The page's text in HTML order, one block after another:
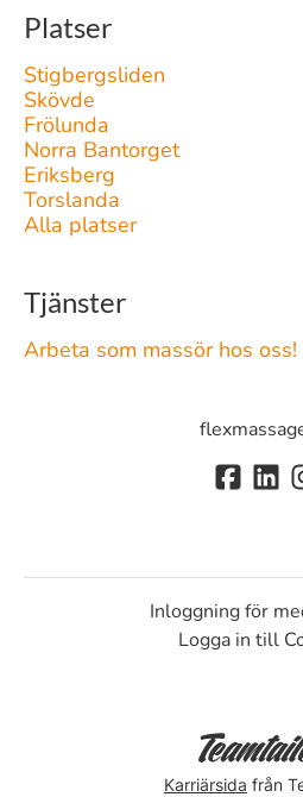
Platser
Stigbergsliden
Skövde
Frölunda
Norra Bantorget
Eriksberg
Torslanda
Alla platser
Tjänster
Arbeta som massör hos oss!
Inloggning för
Logga in till
Karriärsida från